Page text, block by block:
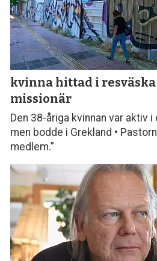
kvinna hittad i resväska
missionär
Den 38-åriga kvinnan var aktiv
men bodde i Grekland •
medlem.”